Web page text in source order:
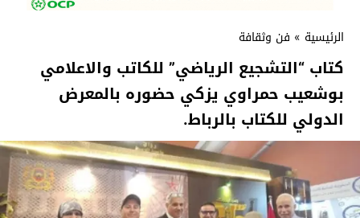
الرئيسية » فن وثقافة
كتاب “التشجيع الرياضي” للكاتب والاعلامي
بوشعيب حمراوي يزكي حضوره بالمعرض
الدولي للكتاب بالرباط.